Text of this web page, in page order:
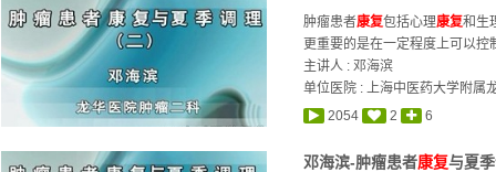
肿瘤患者康复包括心理康复和生
更重要的是在一定程度上可以控
主讲人 :邓海滨
单位医院 : 上海中医药大学附属
2054
2 6
邓海滨-肿瘤患者康复与夏